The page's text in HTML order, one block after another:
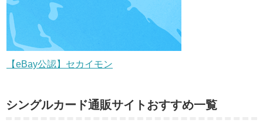
【eBay公認】セカイモン
シングルカード通販サイトおすすめ一覧